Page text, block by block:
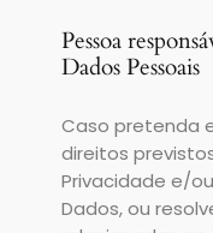
Pessoa
Dados Pessoais
Caso pretenda
direitos
Privacidade e/
Dados, ou